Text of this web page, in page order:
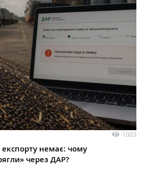
1003
експорту немає: чому
через ДАР?